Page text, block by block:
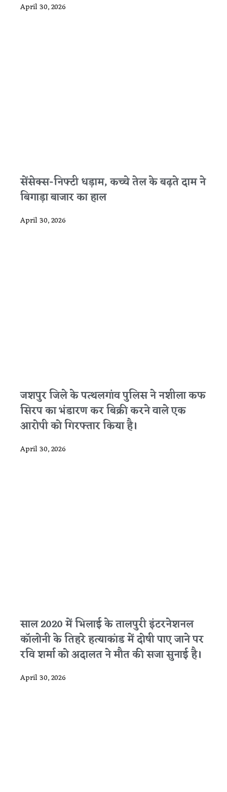
April 30, 2026
सेंसेक्स-निफ्टी धड़ाम, कच्चे तेल के बढ़ते दाम ने
बिगाड़ा बाजार का हाल
April 30, 2026
जशपुर जिले के पत्थलगांव पुलिस ने नशीला कफ
सिरप का भंडारण कर बिक्री करने वाले एक
आरोपी को गिरफ्तार किया है।
April 30, 2026
साल 2020 में भिलाई के तालपुरी इंटरनेशनल
कॉलोनी के तिहरे हत्याकांड में दोषी पाए जाने पर
रवि शर्मा को अदालत ने मौत की सजा सुनाई है।
April 30, 2026